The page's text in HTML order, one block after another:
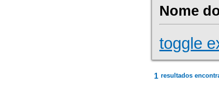
Nome
toggle
1 resultados